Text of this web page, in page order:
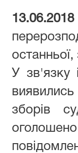
13.06.2018
У зв'язку
зборів